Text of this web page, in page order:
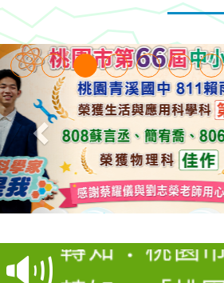
【甄選結果(
學年度第1
結果(第4招)
【甄選結果(
學年度第1
轉知：桃園